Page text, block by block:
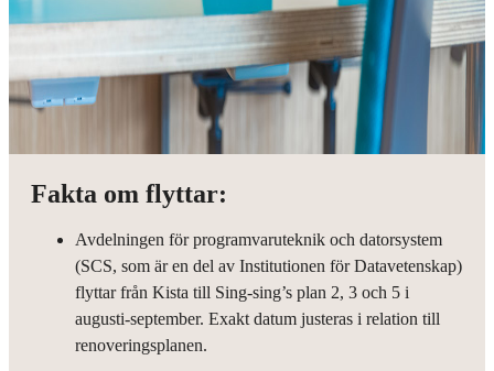
Fakta om flyttar:
Avdelningen för programvaruteknik och datorsystem
(SCS, som är en del av Institutionen för Datavetenskap)
flyttar från Kista till Sing-sing’s plan 2, 3 och 5 i
augusti-september. Exakt datum justeras i relation till
renoveringsplanen.